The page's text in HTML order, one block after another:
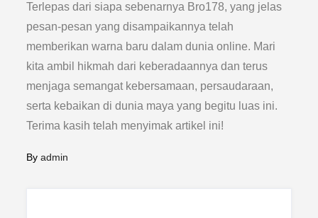
Terlepas dari siapa sebenarnya Bro178, yang jelas
pesan-pesan yang disampaikannya telah
memberikan warna baru dalam dunia online. Mari
kita ambil hikmah dari keberadaannya dan terus
menjaga semangat kebersamaan, persaudaraan,
serta kebaikan di dunia maya yang begitu luas ini.
Terima kasih telah menyimak artikel ini!
Byadmin